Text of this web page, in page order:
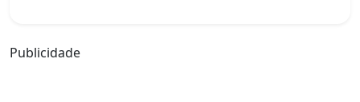
Publicidade